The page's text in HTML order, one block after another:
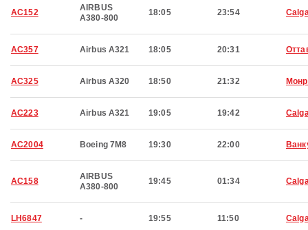
AC152
AIRBUS
A380-800
18:05 23:54
AC357 Airbus A321 18:05 20:31
AC325 Airbus A320 18:50 21:32
AC223 Airbus A321 19:05 19:42
AC2004 Boeing 7M8 19:30 22:00
AC158
AIRBUS
A380-800
19:45 01:34
LH6847 - 19:55 11:50